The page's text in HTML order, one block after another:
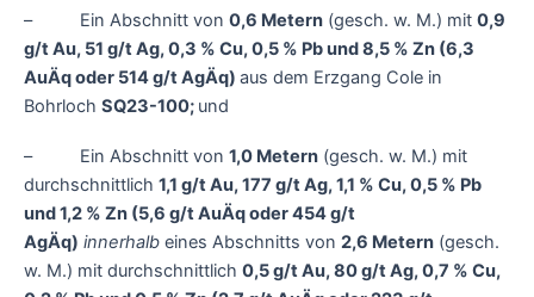
– Ein Abschnitt von 0,6 Metern (gesch. w. M.) mit 0,9
g/t Au, 51 g/t Ag, 0,3 % Cu, 0,5 % Pb und 8,5 % Zn (6,3
AuÄq oder 514 g/t AgÄq) aus dem Erzgang Cole in
Bohrloch SQ23-100; und
– Ein Abschnitt von 1,0 Metern (gesch. w. M.) mit
durchschnittlich 1,1 g/t Au, 177 g/t Ag, 1,1 % Cu, 0,5 % Pb
und 1,2 % Zn (5,6 g/t AuÄq oder 454 g/t
AgÄq) innerhalb eines Abschnitts von 2,6 Metern (gesch.
w. M.) mit durchschnittlich 0,5 g/t Au, 80 g/t Ag, 0,7 % Cu,